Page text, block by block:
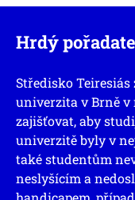
Hrdý
Středisko
univerzita v Brně v
zajišťovat, aby
univerzitě byly v
také studentům
neslyšícím a